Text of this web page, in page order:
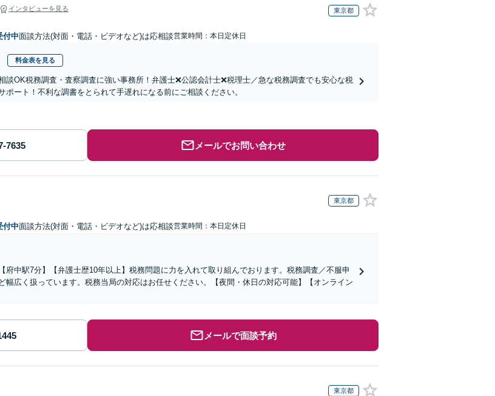
インタビューを見る 東京都
付中面談方法(対面・電話・ビデオなど)は応相談営業時間：本日定休日
料金表を見る
談OK税務調査・査察調査に強い事務所！弁護士❌公認会計士❌税理士／急な税務調査でも安心な税
ポート！不利な調書をとられて手遅れになる前にご相談ください。
メールでお問い合わせ
東京都
付中面談方法(対面・電話・ビデオなど)は応相談営業時間：本日定休日
府中駅7分】【弁護士歴10年以上】税務問題に力を入れて取り組んでおります。税務調査／不服申
幅広く扱っています。税務当局の対応はお任せください。【夜間・休日の対応可能】【オンライン
メールで面談予約
東京都